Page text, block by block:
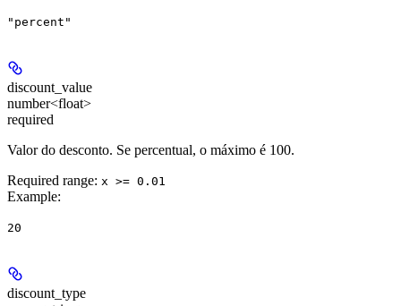
"percent"
discount_value
number<float>
required
Valor do desconto. Se percentual, o máximo é 100.
Required range: x >= 0.01
Example:
20
discount_type